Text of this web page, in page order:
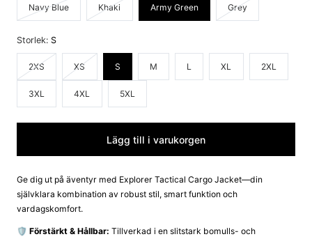
Navy BlueVariant
slutsåld
tillgänglig
Khaki
slutsåld
tillgänglig
Army Green GreyVariant
slutsåld
tillgänglig
Storlek: S
2XS
slutsåld
eller
ej
tillgänglig
XSVariant
slutsåld
eller
ej
tillgänglig
S M L XL 2XL
3XL 4XL 5XL
Lägg till i varukorgen
Ge dig ut på äventyr med Explorer Tactical Cargo Jacket—din
självklara kombination av robust stil, smart funktion och
vardagskomfort.
🛡️ Förstärkt & Hållbar: Tillverkad i en slitstark bomulls- och